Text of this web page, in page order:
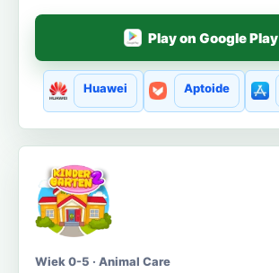
Play on Google Play
Huawei Aptoide
Wiek 0-5 · Animal Care